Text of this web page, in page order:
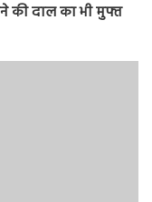
दाल का भी मुफ्त